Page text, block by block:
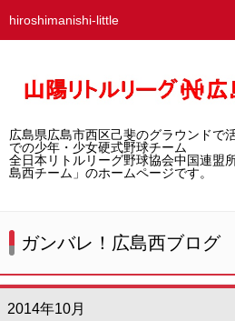
hiroshimanishi-little
広島県広島市西区己斐のグラウンドで
での少年・少女硬式野球チーム
全日本リトルリーグ野球協会中国連盟
島西チーム」のホームページです。
広島西チームとは
選手募集／体験・見学
試合結果
ガンバレ！広島西ブログ
2014年10月